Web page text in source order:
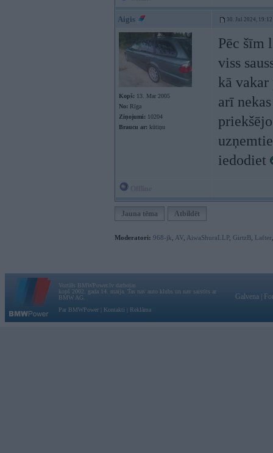
Aigis 30. Jul 2024, 19:12
Kopš: 13. Mar 2005
No: Rīga
Ziņojumi: 10204
Braucu ar: kūtiņu
Pēc šīm
viss
kā
arī
iedodiet
Jauna tēma Atbildēt
Moderatori: 968-jk AV AiwaShuraLLP, GirtzB Lafter
Vortāls BMWPower.lv darbojas
kopš 2002. gada 14. maija. Tas nav auto klubs un nav saistīts ar
BMW AG.
Par BMWPower
Kontakti Reklāma
Galvena